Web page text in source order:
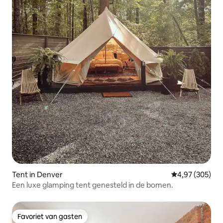
Tent in Denver Gemiddelde
4,97 (305)
Een luxe glamping tent genesteld in de bomen.
Favoriet van gasten
Favoriet van gasten